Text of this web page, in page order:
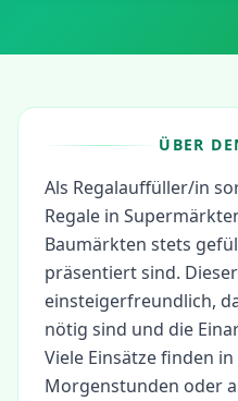
ÜBER
Als Regalauffüller/in
Regale in
Baumärkten stets
präsentiert sind.
einsteigerfreundlich,
nötig sind und die
Viele Einsätze finden
Morgenstunden oder